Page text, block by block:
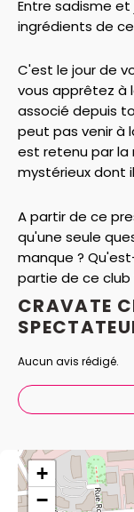
Entre sadisme et
ingrédients de
C'est le jour de
vous apprêtez à
associé depuis
peut pas venir à
est retenu par la
mystérieux dont
A partir de ce
qu'une seule
manque ?
partie de ce club
CRAVATE
Aucun avis rédigé.
+
−